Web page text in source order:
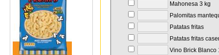
Mahonesa 3 kg
Palomitas
Patatas fritas
Patatas fritas
Vino Brick Blanco